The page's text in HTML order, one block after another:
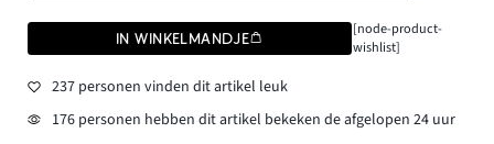
IN WINKELMANDJE
[node-product-
wishlist]
237 personen vinden dit artikel leuk
176 personen hebben dit artikel bekeken de afgelopen 24 uur